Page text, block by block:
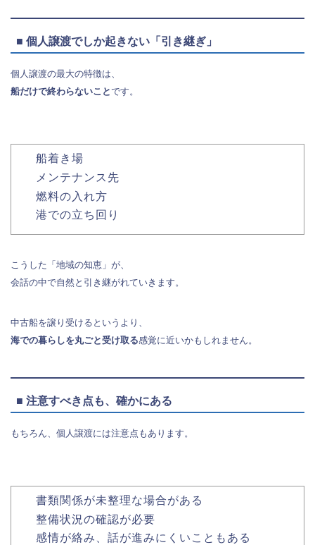
■ 個人譲渡でしか起きない「引き継ぎ」
個人譲渡の最大の特徴は、
船だけで終わらないことです。
船着き場
メンテナンス先
燃料の入れ方
港での立ち回り
こうした「地域の知恵」が、
会話の中で自然と引き継がれていきます。
中古船を譲り受けるというより、
海での暮らしを丸ごと受け取る感覚に近いかもしれません。
■ 注意すべき点も、確かにある
もちろん、個人譲渡には注意点もあります。
書類関係が未整理な場合がある
整備状況の確認が必要
感情が絡み、話が進みにくいこともある